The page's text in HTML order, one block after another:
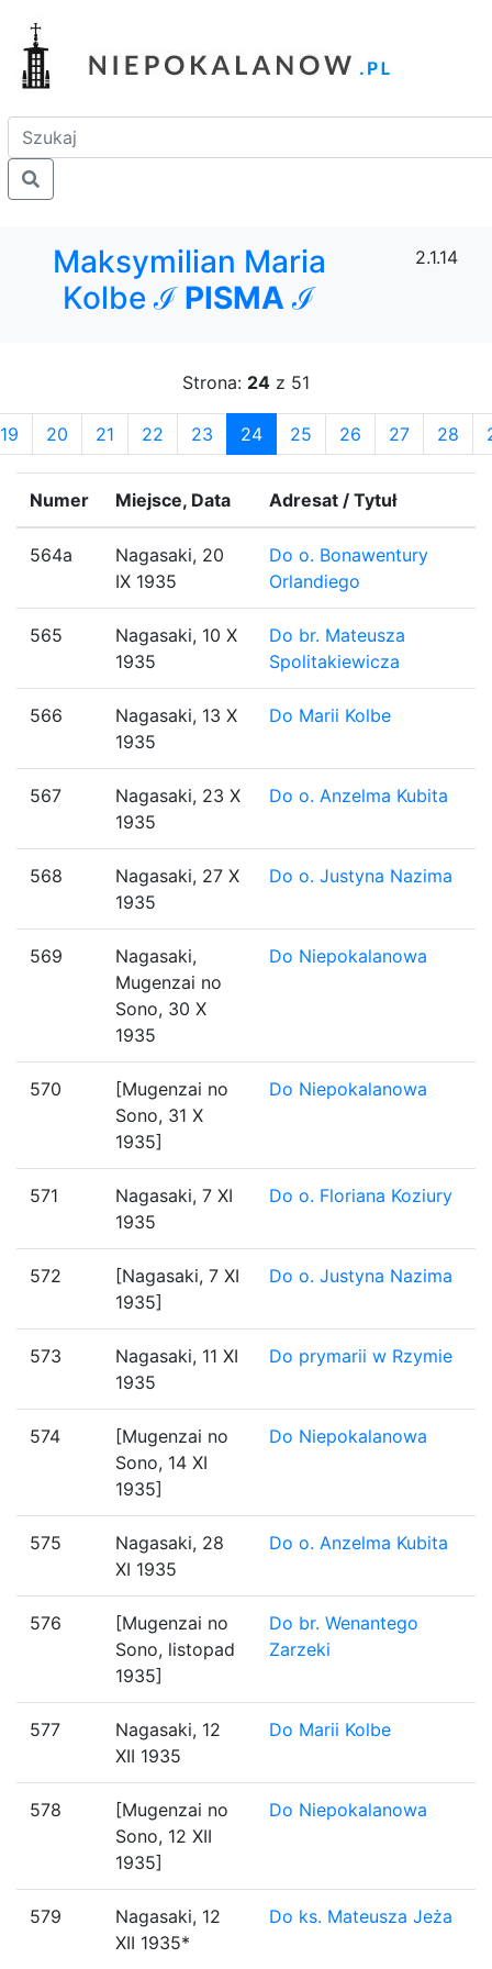
Maksymilian Maria
Kolbe ℐ PISMA ℐ
2.1.14
Strona: 24 z 51
19 20 21 22 23 24 25 26 27 28
Numer Miejsce, Data Adresat / Tytuł
564a
Nagasaki, 20
IX 1935
Do o. Bonawentury
Orlandiego
565
Nagasaki, 10 X
1935
Do br. Mateusza
Spolitakiewicza
566
Nagasaki, 13 X
1935
Do Marii Kolbe
567
Nagasaki, 23 X
1935
Do o. Anzelma Kubita
568
Nagasaki, 27 X
1935
Do o. Justyna Nazima
569
Nagasaki,
Mugenzai no
Sono, 30 X
1935
Do Niepokalanowa
570
[Mugenzai no
Sono, 31 X
1935]
Do Niepokalanowa
571
Nagasaki, 7 XI
1935
Do o. Floriana Koziury
572
[Nagasaki, 7 XI
1935]
Do o. Justyna Nazima
573
Nagasaki, 11 XI
1935
Do prymarii w Rzymie
574
[Mugenzai no
Sono, 14 XI
1935]
Do Niepokalanowa
575
Nagasaki, 28
XI 1935
Do o. Anzelma Kubita
576
[Mugenzai no
Sono, listopad
1935]
Do br. Wenantego
Zarzeki
577
Nagasaki, 12
XII 1935
Do Marii Kolbe
578
[Mugenzai no
Sono, 12 XII
1935]
Do Niepokalanowa
579
Nagasaki, 12
XII 1935*
Do ks. Mateusza Jeża